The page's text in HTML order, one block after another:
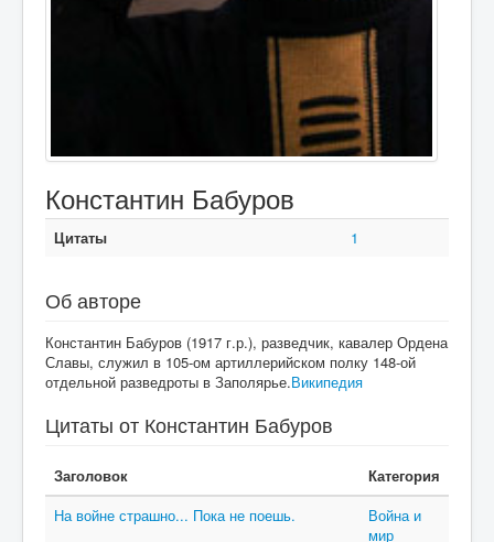
Константин Бабуров
Цитаты 1
Об авторе
Константин Бабуров (1917 г.р.), разведчик, кавалер Ордена
Славы, служил в 105-ом артиллерийском полку 148-ой
отдельной разведроты в Заполярье.Википедия
Цитаты от Константин Бабуров
Заголовок
Категория
На войне страшно... Пока не поешь.
Война и
мир